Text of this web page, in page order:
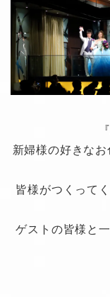
新婦様の好きな
皆様がつくって
ゲストの皆様と